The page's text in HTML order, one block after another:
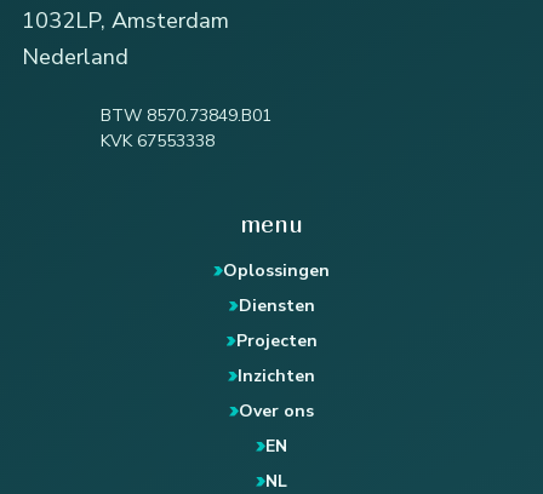
1032LP, Amsterdam
Nederland
BTW 8570.73849.B01
KVK 67553338
menu
Oplossingen
Diensten
Projecten
Inzichten
Over ons
EN
NL